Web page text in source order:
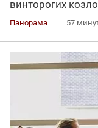
винторогих
Панорама 57